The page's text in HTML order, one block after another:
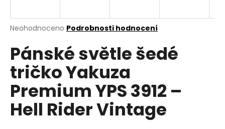
Průměrné
produktu
je
0,0
z
5
hvězdiček.
Neohodnoceno Podrobnosti hodnocení
Pánské světle šedé
tričko Yakuza
Premium YPS 3912 –
Hell Rider Vintage
j
t
?
HLEDAT